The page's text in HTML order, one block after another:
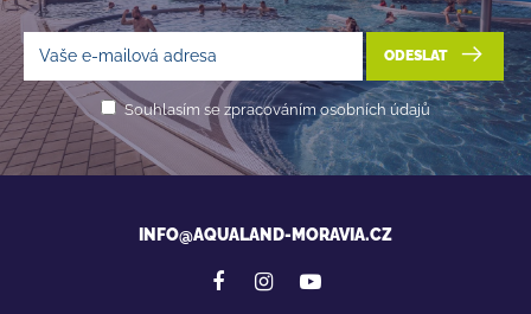
ODESLAT
Souhlasím se zpracováním osobních údajů
INFO@AQUALAND-MORAVIA.CZ